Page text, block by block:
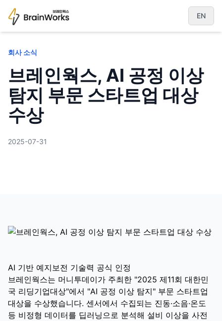
Brainworks
EN
회사 소식
브레인웍스, AI 공정 이상
탐지 부문 스타트업 대상
수상
2025-07-31
AI 기반 예지보전 기술력 공식 인정
브레인웍스는 머니투데이가 주최한 "2025 제11회 대한민
국 리딩기업대상"에서 "AI 공정 이상 탐지" 부문 스타트업
대상을 수상했습니다. 센서에서 수집되는 진동·소음·온도
등 비정형 데이터를 딥러닝으로 분석해 설비 이상을 사전